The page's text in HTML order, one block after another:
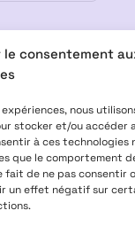
le consentement
nous
stocker et/ou accéder
à ces technologies
que le comportement
fait de ne pas consentir
un effet négatif sur
Confidentialité
· Tous droits
CB
DE 0,3 % DE